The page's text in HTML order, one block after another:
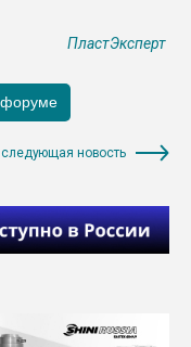
ПластЭксперт
следующая новость